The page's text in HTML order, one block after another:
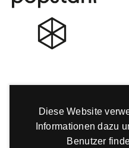
Diese Website
Informationen dazu
Benutzer